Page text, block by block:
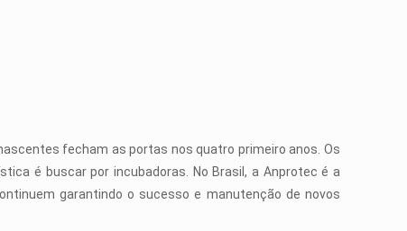
fecham as portas nos quatro primeiro anos. Os
é buscar por incubadoras. No Brasil, a Anprotec é a
garantindo o sucesso e manutenção de novos